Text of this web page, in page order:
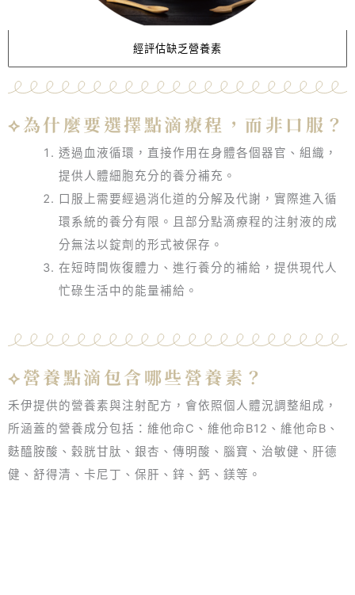
經評估缺乏營養素
⟡為什麼要選擇點滴療程，而非口服？
透過血液循環，直接作用在身體各個器官、組織，
提供人體細胞充分的養分補充。
口服上需要經過消化道的分解及代謝，實際進入循
環系統的養分有限。且部分點滴療程的注射液的成
分無法以錠劑的形式被保存。
在短時間恢復體力、進行養分的補給，提供現代人
忙碌生活中的能量補給。
⟡營養點滴包含哪些營養素？
禾伊提供的營養素與注射配方，會依照個人體況調整組成，
所涵蓋的營養成分包括：維他命C、維他命B12、維他命B、
麩醯胺酸、穀胱甘肽、銀杏、傳明酸、腦寶、治敏健、肝德
健、舒得清、卡尼丁、保肝、鋅、鈣、鎂等。